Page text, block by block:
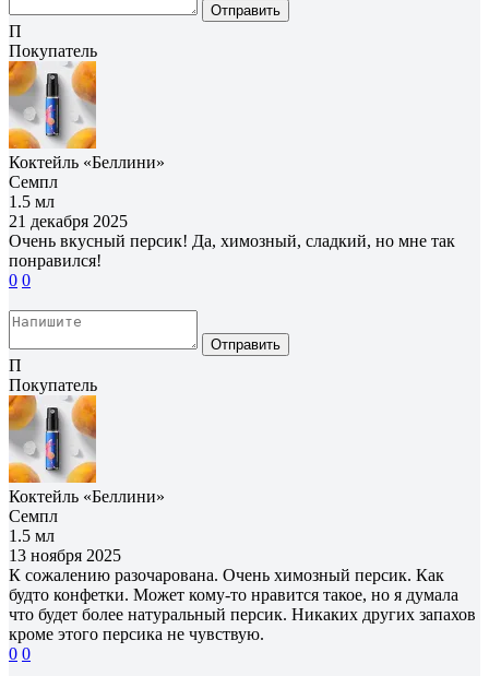
Отправить
П
Покупатель
Коктейль «Беллини»
Семпл
1.5 мл
21 декабря 2025
Очень вкусный персик! Да, химозный, сладкий, но мне так
понравился!
0 0
Отправить
П
Покупатель
Коктейль «Беллини»
Семпл
1.5 мл
13 ноября 2025
К сожалению разочарована. Очень химозный персик. Как
будто конфетки. Может кому-то нравится такое, но я думала
что будет более натуральный персик. Никаких других запахов
кроме этого персика не чувствую.
0 0